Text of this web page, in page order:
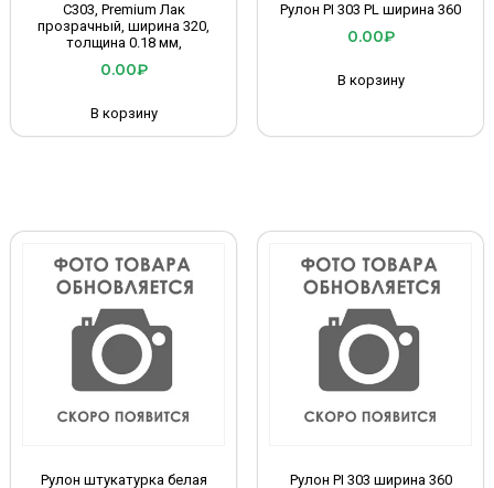
С303, Premium Лак
прозрачный, ширина 320,
толщина 0.18 мм,
0.00₽
В корзину
Рулон PI 303 PL ширина 360
0.00₽
В корзину
Рулон штукатурка белая
Рулон PI 303 ширина 360